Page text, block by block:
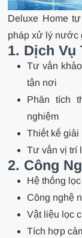
Deluxe Home
pháp xử lý nước
1. Dịch Vụ
Tư vấn
tận nơi
Phân tích
nghiệm
Thiết kế
Tư vấn vị trí
2. Công
Hệ thống
Công nghệ
Vật liệu lọc
Tích hợp